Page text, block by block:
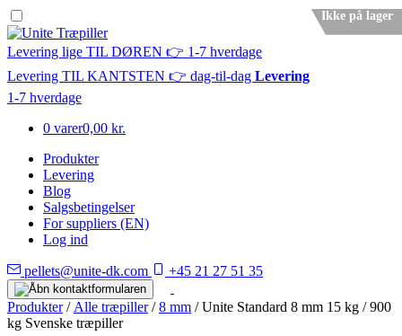
Levering lige TIL DØREN 👉 1-7 hverdage
Levering TIL KANTSTEN 👉 dag-til-dag Levering
1-7 hverdage
0 varer0,00 kr.
Produkter
Levering
Blog
Salgsbetingelser
For suppliers (EN)
Log ind
pellets@unite-dk.com +45 21 27 51 35
Produkter/ Alle træpiller/8 mm / Unite Standard 8 mm 15 kg / 900
kg Svenske træpiller
Ikke på lager